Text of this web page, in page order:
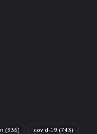
(336) covid-19 (743)